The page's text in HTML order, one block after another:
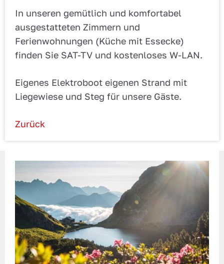
In unseren gemütlich und komfortabel
ausgestatteten Zimmern und
Ferienwohnungen (Küche mit Essecke)
finden Sie SAT-TV und kostenloses W-LAN.
Eigenes Elektroboot eigenen Strand mit
Liegewiese und Steg für unsere Gäste.
Zurück